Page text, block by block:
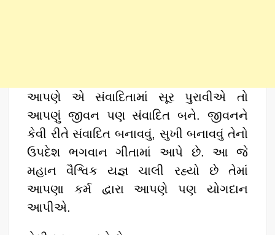
આપણે એ સંવાદિતામાં સૂર પુરાવીએ તો
આપણું જીવન પણ સંવાદિત બને. જીવનને
કેવી રીતે સંવાદિત બનાવવું, સુખી બનાવવું તેનો
ઉપદેશ ભગવાન ગીતામાં આપે છે. આ જે
મહાન વૈશ્વિક યજ્ઞ ચાલી રહ્યો છે તેમાં
આપણા કર્મ દ્વારા આપણે પણ યોગદાન
આપીએ.